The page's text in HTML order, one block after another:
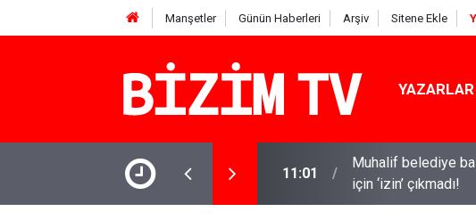
Manşetler Günün Haberleri Arşiv Sitene Ekle
YAZARLAR
yazı: 'Bu sürecin kırılma noktası...' 11:01
Muhalif belediye
için ‘izin’ çıkmadı!